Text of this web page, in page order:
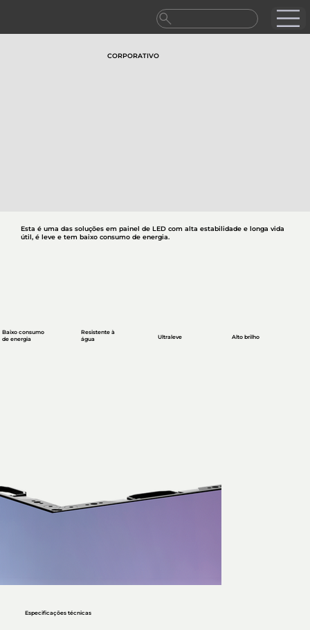
CORPORATIVO
Esta é uma das soluções em painel de LED com alta estabilidade e longa vida
útil, é leve e tem baixo consumo de energia.
Alto brilho
Resistente à
água
Ultraleve
Baixo consumo
de energia
Especificações técnicas